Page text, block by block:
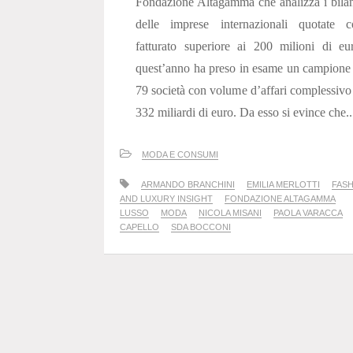
delle imprese internazionali quotate
fatturato superiore ai 200 milioni di
quest’anno ha preso in esame un
79 società con volume d’affari
332 miliardi di euro. Da esso si evince
MODA E CONSUMI
ARMANDO BRANCHINI EMILIA MERLOTTI
AND LUXURY INSIGHT
FONDAZIONE ALTAGAMMA
LUSSO
MODA NICOLA MISANI
PAOLA VARACCA
CAPELLO
SDA BOCCONI